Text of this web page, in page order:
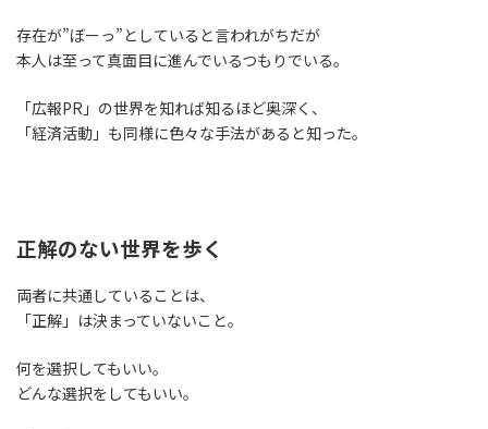
存在が”ぼーっ”としていると言われがちだが
本人は至って真面目に進んでいるつもりでいる。
「広報PR」の世界を知れば知るほど奥深く、
「経済活動」も同様に色々な手法があると知った。
正解のない世界を歩く
両者に共通していることは、
「正解」は決まっていないこと。
何を選択してもいい。
どんな選択をしてもいい。